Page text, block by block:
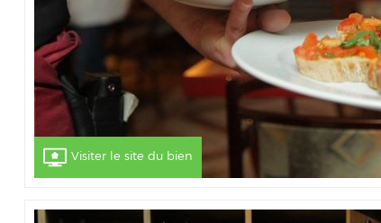
Visiter le site du bien